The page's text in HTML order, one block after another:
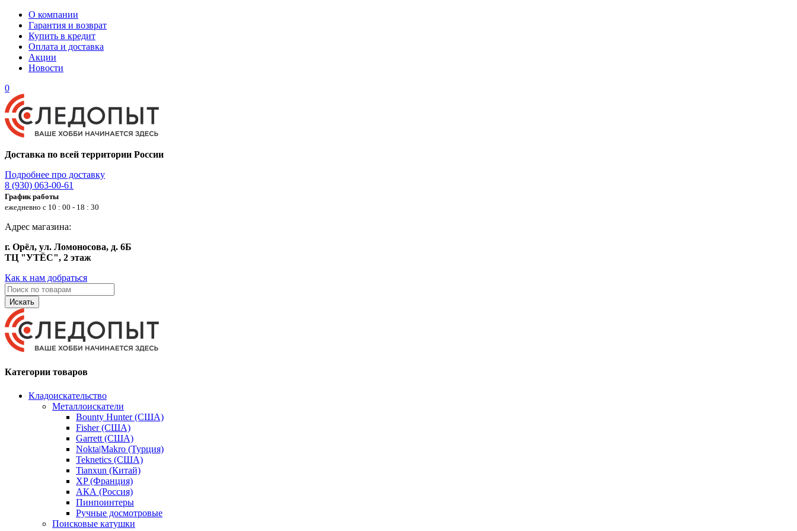
О компании
Гарантия и возврат
Купить в кредит
Оплата и доставка
Акции
Новости
0
Доставка по всей территории России
Подробнее про доставку
8 (930) 063-00-61
График работы
ежедневно с 10 : 00 - 18 : 30
Адрес магазина:
г. Орёл, ул. Ломоносова, д. 6Б
ТЦ "УТЁС", 2 этаж
Как к нам добраться
Искать
Категории товаров
Кладоискательство
Металлоискатели
Bounty Hunter (США)
Fisher (США)
Garrett (США)
Nokta|Makro (Турция)
Teknetics (США)
Tianxun (Китай)
XP (Франция)
АКА (Россия)
Пинпоинтеры
Ручные досмотровые
Поисковые катушки